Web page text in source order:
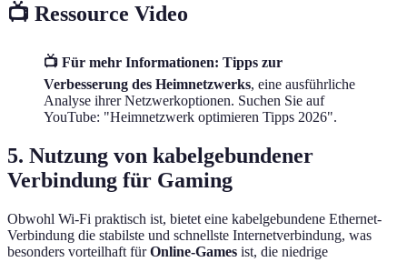
📺 Ressource Video
📺 Für mehr Informationen: Tipps zur
Verbesserung des Heimnetzwerks, eine ausführliche
Analyse ihrer Netzwerkoptionen. Suchen Sie auf
YouTube: "Heimnetzwerk optimieren Tipps 2026".
5. Nutzung von kabelgebundener
Verbindung für Gaming
Obwohl Wi-Fi praktisch ist, bietet eine kabelgebundene Ethernet-
Verbindung die stabilste und schnellste Internetverbindung, was
besonders vorteilhaft fürOnline-Games ist, die niedrige